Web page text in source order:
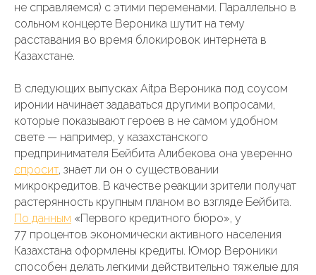
не справляемся) с этими переменами. Параллельно в
сольном концерте Вероника шутит на тему
расставания во время блокировок интернета в
Казахстане.
В следующих выпусках Aitpa Вероника под соусом
иронии начинает задаваться другими вопросами,
которые показывают героев в не самом удобном
свете — например, у казахстанского
предпринимателя Бейбита Алибекова она уверенно
спросит, знает ли он о существовании
микрокредитов. В качестве реакции зрители получат
растерянность крупным планом во взгляде Бейбита.
По данным «Первого кредитного бюро», у
77 процентов экономически активного населения
Казахстана оформлены кредиты. Юмор Вероники
способен делать легкими действительно тяжелые для